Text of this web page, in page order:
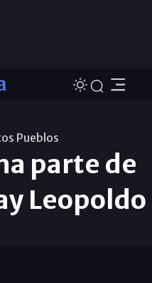
Pueblos
parte de
Leopoldo